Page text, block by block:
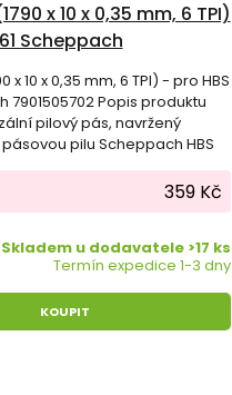
x 10 x 0,35 mm, 6 TPI)
Scheppach
x 10 x 0,35 mm, 6 TPI) - pro HBS
7901505702 Popis produktu
pilový pás, navržený
pilu Scheppach HBS
359 Kč
Skladem u dodavatele >17 ks
Termín expedice 1-3 dny
KOUPIT